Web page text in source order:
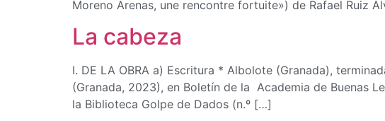
Moreno Arenas, une rencontre fortuite») de Rafael Ruiz
La cabeza
I. DE LA OBRA a) Escritura * Albolote (Granada),
(Granada, 2023), en Boletín de la Academia de Buenas
la Biblioteca Golpe de Dados (n.º […]